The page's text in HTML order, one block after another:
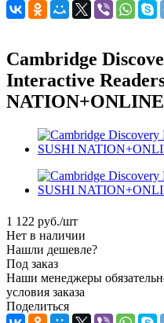
Cambridge
Interactive
NATION+ONLINE
1 122 руб./шт
Нет в наличии
Нашли дешевле?
Под заказ
Наши менеджеры
условия заказа
Поделиться